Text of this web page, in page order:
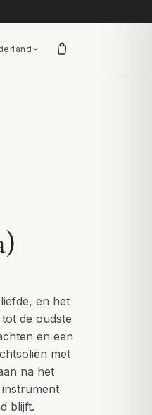
en het
de oudste
en een
met
na het
blijft.